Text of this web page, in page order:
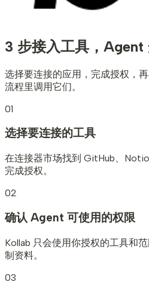
3 步接入工具， Agent
选择要连接的应用，完成授权，
流程里调用它们。
01
选择要连接的工具
在连接器市场找到 GitHub、
完成授权。
02
确认 Agent 可使用的权限
Kollab 只会使用你授权的工具和
制资料。
03